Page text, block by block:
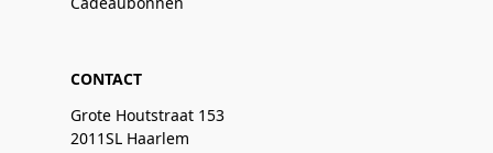
CONTACT
Grote Houtstraat 153
2011SL Haarlem